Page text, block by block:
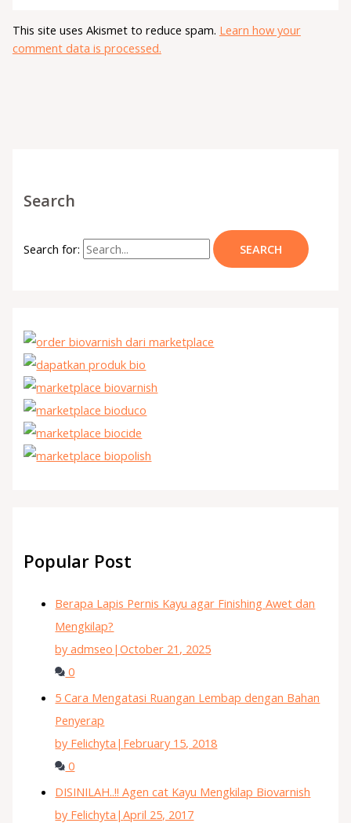
This site uses Akismet to reduce spam. Learn how your
comment data is processed.
Search
Search for:
Popular Post
Berapa Lapis Pernis Kayu agar Finishing Awet dan
Mengkilap?
by admseo |October 21, 2025
0
5 Cara Mengatasi Ruangan Lembap dengan Bahan
Penyerap
by Felichyta | February 15, 2018
0
DISINILAH..!! Agen cat Kayu Mengkilap Biovarnish
by Felichyta |April 25, 2017